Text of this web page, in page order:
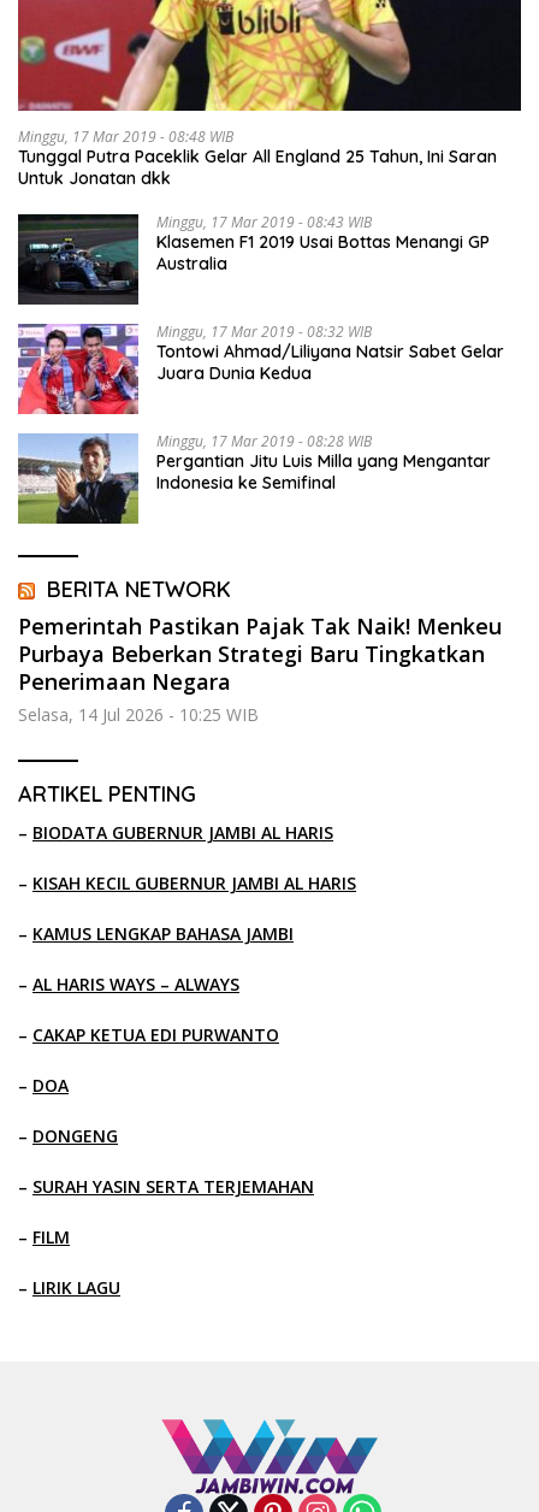
Minggu, 17 Mar 2019 - 08:48 WIB
Tunggal Putra Paceklik Gelar All England 25 Tahun, Ini Saran
Untuk Jonatan dkk
Minggu, 17 Mar 2019 - 08:43 WIB
Klasemen F1 2019 Usai Bottas Menangi GP
Australia
Minggu, 17 Mar 2019 - 08:32 WIB
Tontowi Ahmad/Liliyana Natsir Sabet Gelar
Juara Dunia Kedua
Minggu, 17 Mar 2019 - 08:28 WIB
Pergantian Jitu Luis Milla yang Mengantar
Indonesia ke Semifinal
BERITA NETWORK
Pemerintah Pastikan Pajak Tak Naik! Menkeu
Purbaya Beberkan Strategi Baru Tingkatkan
Penerimaan Negara
Selasa, 14 Jul 2026 - 10:25 WIB
ARTIKEL PENTING
– BIODATA GUBERNUR JAMBI AL HARIS
– KISAH KECIL GUBERNUR JAMBI AL HARIS
– KAMUS LENGKAP BAHASA JAMBI
– AL HARIS WAYS – ALWAYS
– CAKAP KETUA EDI PURWANTO
– DOA
– DONGENG
– SURAH YASIN SERTA TERJEMAHAN
– FILM
– LIRIK LAGU